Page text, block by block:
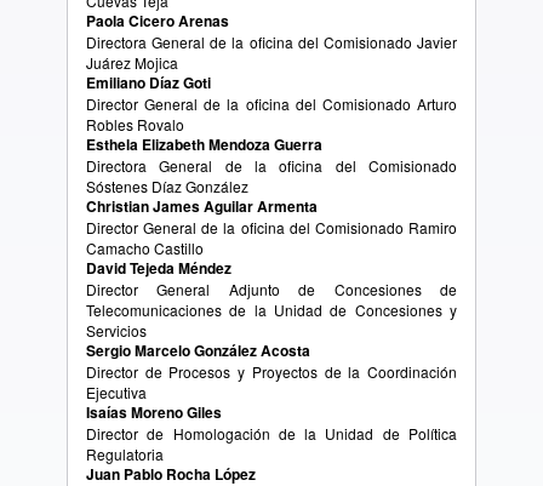
Paola Cicero Arenas
Directora General de la oficina del Comisionado Javier
Juárez Mojica
Emiliano Díaz Goti
Director General de la oficina del Comisionado Arturo
Robles Rovalo
Esthela Elizabeth Mendoza Guerra
Directora General de la oficina del Comisionado
Sóstenes Díaz González
Christian James Aguilar Armenta
Director General de la oficina del Comisionado Ramiro
Camacho Castillo
David Tejeda Méndez
Director General Adjunto de Concesiones de
Telecomunicaciones de la Unidad de Concesiones y
Servicios
Sergio Marcelo González Acosta
Director de Procesos y Proyectos de la Coordinación
Ejecutiva
Isaías Moreno Giles
Director de Homologación de la Unidad de Política
Regulatoria
Juan Pablo Rocha López